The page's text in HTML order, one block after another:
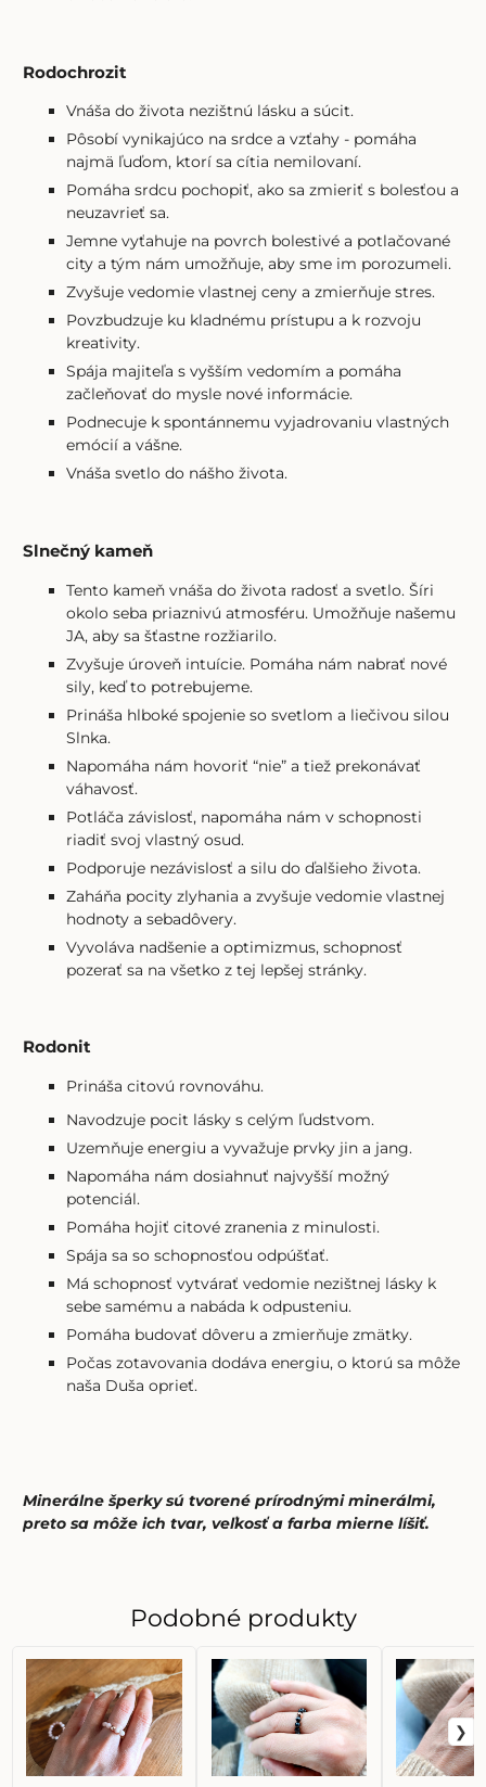
Rodochrozit
Vnáša do života nezištnú lásku a súcit.
Pôsobí vynikajúco na srdce a vzťahy - pomáha
najmä ľuďom, ktorí sa cítia nemilovaní.
Pomáha srdcu pochopiť, ako sa zmieriť s bolesťou a
neuzavrieť sa.
Jemne vyťahuje na povrch bolestivé a potlačované
city a tým nám umožňuje, aby sme im porozumeli.
Zvyšuje vedomie vlastnej ceny a zmierňuje stres.
Povzbudzuje ku kladnému prístupu a k rozvoju
kreativity.
Spája majiteľa s vyšším vedomím a pomáha
začleňovať do mysle nové informácie.
Podnecuje k spontánnemu vyjadrovaniu vlastných
emócií a vášne.
Vnáša svetlo do nášho života.
Slnečný kameň
Tento kameň vnáša do života radosť a svetlo. Šíri
okolo seba priaznivú atmosféru. Umožňuje našemu
JA, aby sa šťastne rozžiarilo.
Zvyšuje úroveň intuície. Pomáha nám nabrať nové
sily, keď to potrebujeme.
Prináša hlboké spojenie so svetlom a liečivou silou
Slnka.
Napomáha nám hovoriť “nie” a tiež prekonávať
váhavosť.
Potláča závislosť, napomáha nám v schopnosti
riadiť svoj vlastný osud.
Podporuje nezávislosť a silu do ďalšieho života.
Zaháňa pocity zlyhania a zvyšuje vedomie vlastnej
hodnoty a sebadôvery.
Vyvoláva nadšenie a optimizmus, schopnosť
pozerať sa na všetko z tej lepšej stránky.
Rodonit
Prináša citovú rovnováhu.
Navodzuje pocit lásky s celým ľudstvom.
Uzemňuje energiu a vyvažuje prvky jin a jang.
Napomáha nám dosiahnuť najvyšší možný
potenciál.
Pomáha hojiť citové zranenia z minulosti.
Spája sa so schopnosťou odpúšťať.
Má schopnosť vytvárať vedomie nezištnej lásky k
sebe samému a nabáda k odpusteniu.
Pomáha budovať dôveru a zmierňuje zmätky.
Počas zotavovania dodáva energiu, o ktorú sa môže
naša Duša oprieť.
Minerálne šperky sú tvorené prírodnými minerálmi,
preto sa môže ich tvar, veľkosť a farba mierne líšiť.
Podobné produkty